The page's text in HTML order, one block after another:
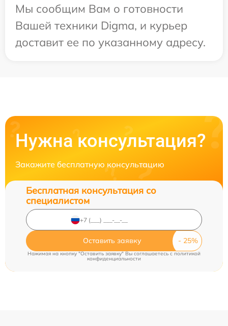
Мы сообщим Вам о готовности
Вашей техники Digma, и курьер
доставит ее по указанному адресу.
Нужна консультация?
Закажите бесплатную консультацию
Бесплатная консультация со
специалистом
Оставить заявку
Нажимая на кнопку "Оставить заявку" Вы соглашаетесь c политикой
конфиденциальности